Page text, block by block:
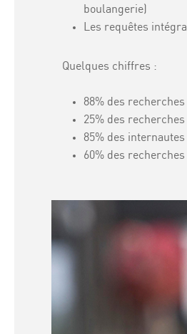
boulangerie)
Les requêtes
Quelques chiffres :
88% des
25% des
85% des
60% des